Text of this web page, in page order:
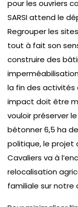
pour les ouvriers
SARSI attend le
Regrouper les
tout à fait son
construire des
la fin des
impact doit être
vouloir préserver
bétonner 6,5 ha
politique, le projet
Cavaliers va à
relocalisation
familiale sur notre